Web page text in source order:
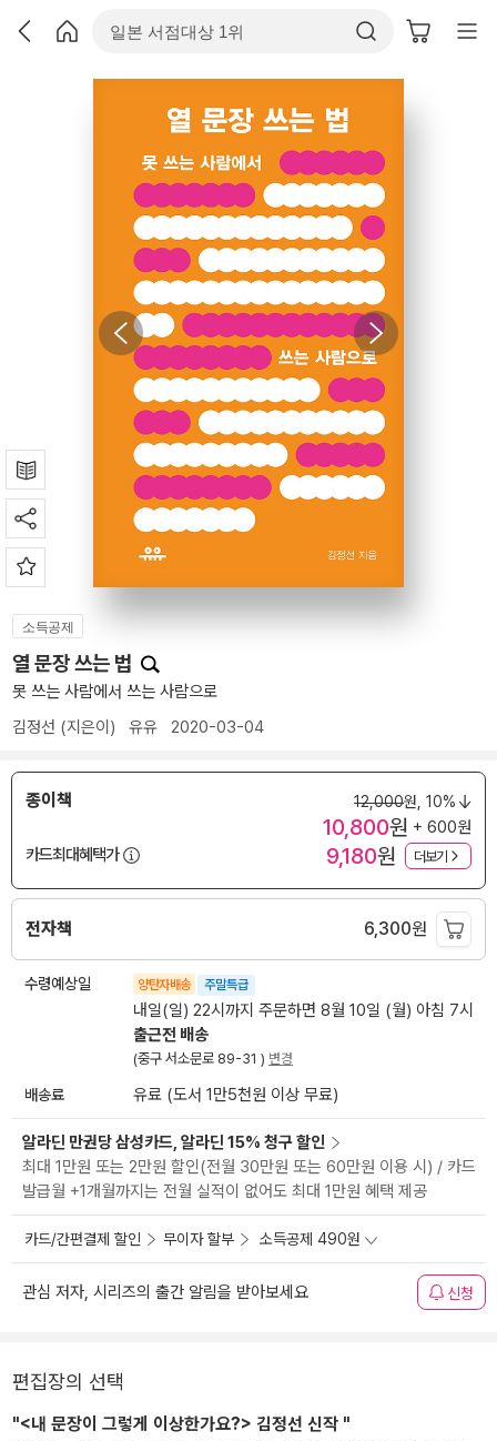
소득공제
열 문장 쓰는 법
못 쓰는 사람에서 쓰는 사람으로
김정선 (지은이) 유유 2020-03-04
종이책 12,000원, 10%
10,800원 + 600원
카드최대혜택가
9,180원 더보기
전자책 6,300원
수령예상일 양탄자배송 주말특급
내일(일) 22시까지 주문하면 8월 10일 (월) 아침 7시
출근전 배송
(중구 서소문로 89-31 ) 변경
배송료 유료 (도서 1만5천원 이상 무료)
알라딘 만권당 삼성카드, 알라딘 15% 청구 할인
최대 1만원 또는 2만원 할인(전월 30만원 또는 60만원 이용 시) / 카드
발급월 +1개월까지는 전월 실적이 없어도 최대 1만원 혜택 제공
카드/간편결제 할인 무이자 할부 소득공제 490원
관심 저자, 시리즈의 출간 알림을 받아보세요 신청
편집장의 선택
"<내 문장이 그렇게 이상한가요?> 김정선 신작 "